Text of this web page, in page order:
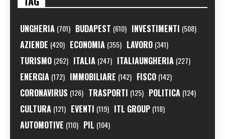
UNGHERIA (701) BUDAPEST (610) INVESTIMENTI (508)
AZIENDE (420) ECONOMIA (355) LAVORO (341)
TURISMO (262) ITALIA (247) ITALIAUNGHERIA (227)
ENERGIA (172) IMMOBILIARE (142) FISCO (142)
CORONAVIRUS (126) TRASPORTI (125) POLITICA (124)
CULTURA (121) EVENTI (119) ITL GROUP (118)
AUTOMOTIVE (110) PIL (104)